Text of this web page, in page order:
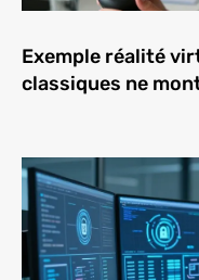
Exemple réalité
classiques ne